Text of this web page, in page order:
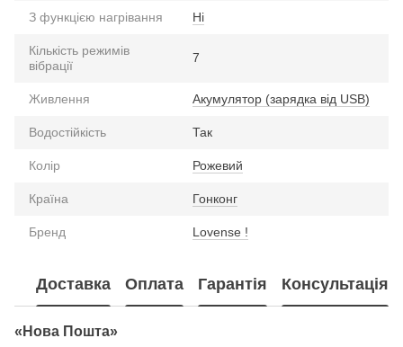
З функцією нагрівання Ні
Кількість режимів
вібрації
7
Живлення Акумулятор (зарядка від USB)
Водостійкість Так
Колір Рожевий
Країна Гонконг
Бренд Lovense !
Доставка Оплата Гарантія Консультація
«Нова Пошта»